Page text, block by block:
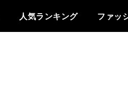
人気ランキング ファッ